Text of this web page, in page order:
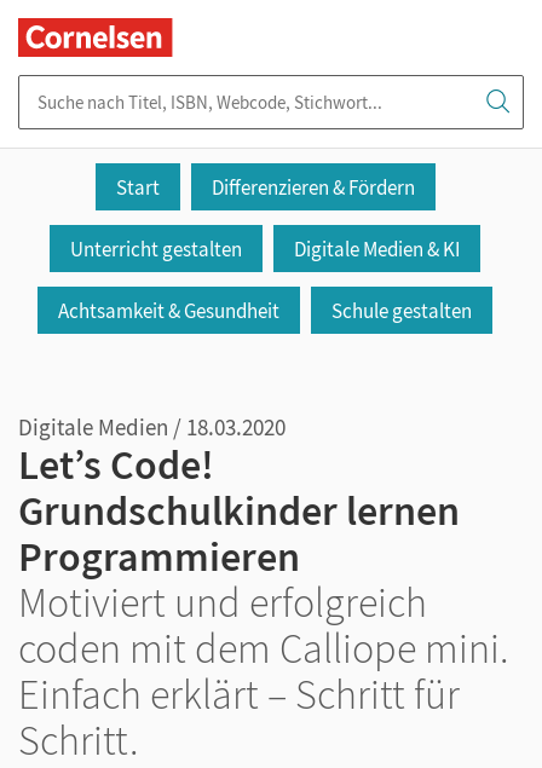
Start Differenzieren & Fördern
Unterricht gestalten Digitale Medien & KI
Achtsamkeit & Gesundheit Schule gestalten
Digitale Medien / 18.03.2020
Let’s Code!
Grundschulkinder lernen
Programmieren
Motiviert und erfolgreich
coden mit dem Calliope mini.
Einfach erklärt – Schritt für
Schritt.